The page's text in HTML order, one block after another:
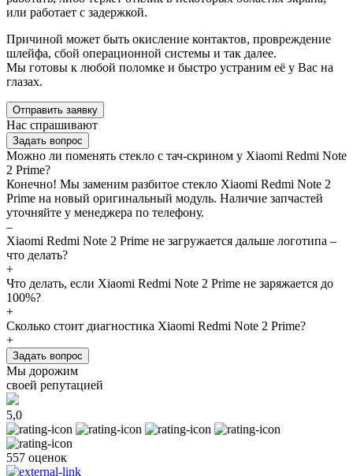
или работает с задержкой.
Причиной может быть окисление контактов, провреждение
шлейфа, сбой операционной системы и так далее.
Мы готовы к любой поломке и быстро устраним её у Вас на
глазах.
Отправить заявку
Нас спрашивают
Задать вопрос
Можно ли поменять стекло с тач-скрином у Xiaomi Redmi Note
2 Prime?
Конечно! Мы заменим разбитое стекло Xiaomi Redmi Note 2
Prime на новый оригинальный модуль. Наличие запчастей
уточняйте у менеджера по телефону.
–
Xiaomi Redmi Note 2 Prime не загружается дальше логотипа –
что делать?
+
Что делать, если Xiaomi Redmi Note 2 Prime не заряжается до
100%?
+
Сколько стоит диагностика Xiaomi Redmi Note 2 Prime?
+
Задать вопрос
Мы дорожим
своей репутацией
5,0
557 оценок